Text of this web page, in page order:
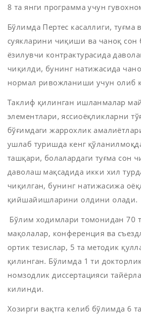
8 та янги программа учун
Бўлимда Пертес касаллиги, туғма
суякларини чиқиши ва чаноқ сон
ёзилувчи контрактурасида
чиқилди, бунинг натижасида
нормал ривожланиши учун олиб
Таклиф қилинган ишланмалар
элементлари, яссиоёқликларни
бўғимдаги жаррохлик
ушлаб туришда кенг
ташқари, болалардаги туғма сон
даволаш мақсадида икки хил
чиқилган, бунинг натижасижа
қийшайишларини олдини олади.
Бўлим ходимлари томонидан 70
мақолалар, конференция ва
ортик тезислар, 5 та методик
қилинган. Бўлимда 1 ти
номзодлик диссертацияси
килинди.
Хозирги вақтга келиб бўлимда 6